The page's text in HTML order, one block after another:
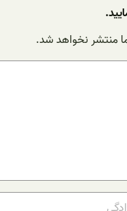
منتشر نخواهد شد.